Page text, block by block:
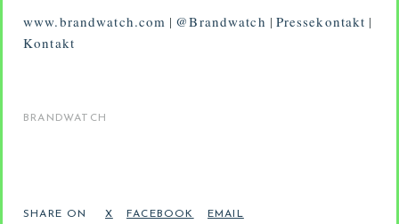
www.brandwatch.com | @Brandwatch | Pressekontakt |
Kontakt
BRANDWATCH
SHARE ON